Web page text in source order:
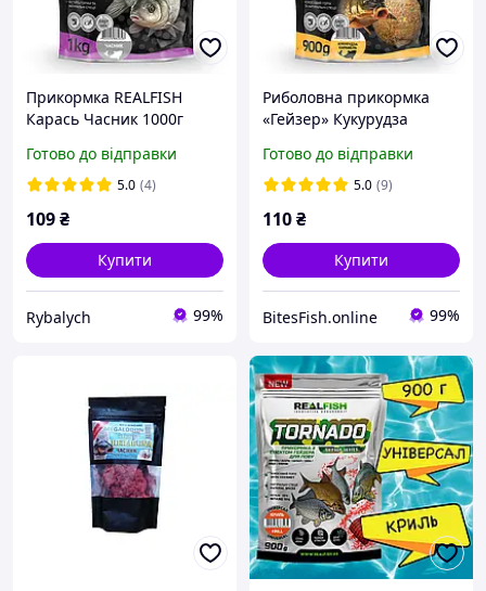
Прикормка REALFISH
Карась Часник 1000г
Готово до відправки
5.0 (4)
109₴
Купити
Rybalych 99%
Риболовна прикормка
«Гейзер» Кукурудза
(Свіжа)
Готово до відправки
5.0 (9)
110₴
Купити
BitesFish.online 99%